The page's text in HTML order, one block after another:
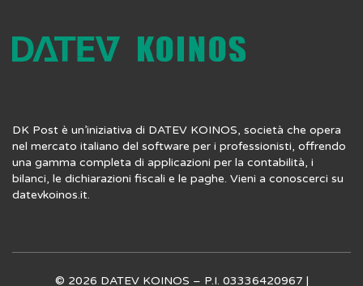
DK Post è un’iniziativa di DATEV KOINOS, società che opera
nel mercato italiano del software per i professionisti, offrendo
una gamma completa di applicazioni per la contabilità, i
bilanci, le dichiarazioni fiscali e le paghe. Vieni a conoscerci su
datevkoinos.it.
© 2026 DATEV KOINOS – P.I. 03336420967 |